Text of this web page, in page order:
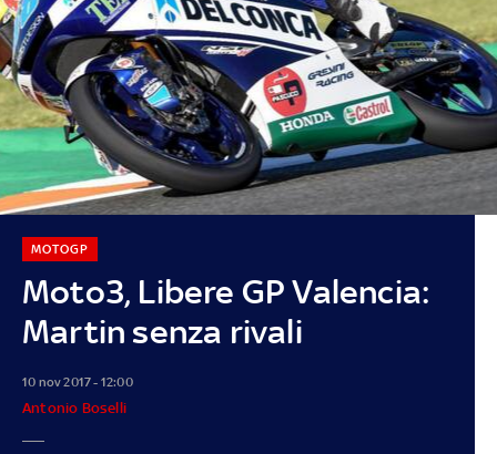
Moto3, Libere GP Valencia:
Martin senza rivali
MOTOGP
10 nov 2017 - 12:00
Antonio Boselli